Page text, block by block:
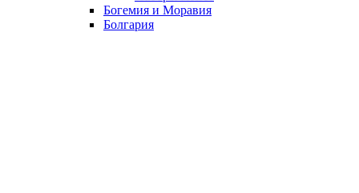
Богемия и Моравия
Болгария